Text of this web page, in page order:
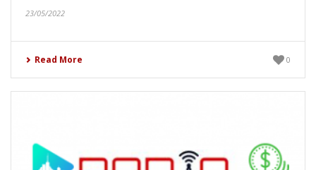
23/05/2022
Read More 0